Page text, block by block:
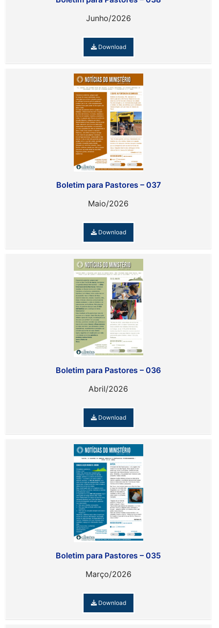
Junho/2026
Download
Boletim para Pastores – 037
Maio/2026
Download
Boletim para Pastores – 036
Abril/2026
Download
Boletim para Pastores – 035
Março/2026
Download